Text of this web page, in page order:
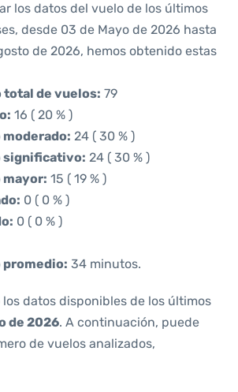
los datos del vuelo de los últimos
desde 03 de Mayo de 2026 hasta
de 2026, hemos obtenido estas
total de vuelos: 79
16 ( 20 % )
moderado: 24 ( 30 % )
significativo: 24 ( 30 % )
mayor: 15 ( 19 % )
0 ( 0 % )
0 ( 0 % )
promedio: 34 minutos.
los datos disponibles de los últimos
de 2026. A continuación, puede
de vuelos analizados,